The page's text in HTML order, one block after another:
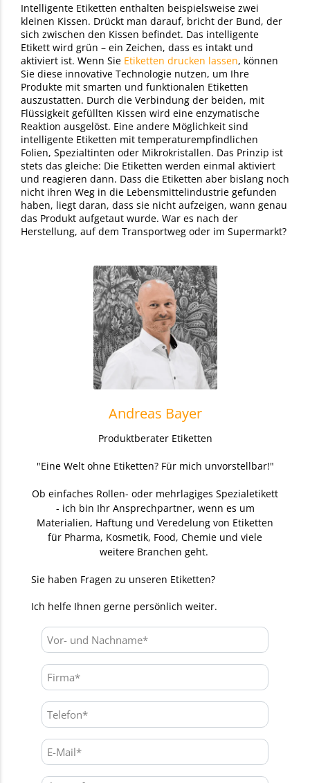
Intelligente Etiketten enthalten beispielsweise zwei
kleinen Kissen. Drückt man darauf, bricht der Bund, der
sich zwischen den Kissen befindet. Das intelligente
Etikett wird grün – ein Zeichen, dass es intakt und
aktiviert ist. Wenn Sie Etiketten drucken lassen, können
Sie diese innovative Technologie nutzen, um Ihre
Produkte mit smarten und funktionalen Etiketten
auszustatten. Durch die Verbindung der beiden, mit
Flüssigkeit gefüllten Kissen wird eine enzymatische
Reaktion ausgelöst. Eine andere Möglichkeit sind
intelligente Etiketten mit temperaturempfindlichen
Folien, Spezialtinten oder Mikrokristallen. Das Prinzip ist
stets das gleiche: Die Etiketten werden einmal aktiviert
und reagieren dann. Dass die Etiketten aber bislang noch
nicht ihren Weg in die Lebensmittelindustrie gefunden
haben, liegt daran, dass sie nicht aufzeigen, wann genau
das Produkt aufgetaut wurde. War es nach der
Herstellung, auf dem Transportweg oder im Supermarkt?
Andreas Bayer
Produktberater Etiketten
"Eine Welt ohne Etiketten? Für mich unvorstellbar!"
Ob einfaches Rollen- oder mehrlagiges Spezialetikett
- ich bin Ihr Ansprechpartner, wenn es um
Materialien, Haftung und Veredelung von Etiketten
für Pharma, Kosmetik, Food, Chemie und viele
weitere Branchen geht.
Sie haben Fragen zu unseren Etiketten?
Ich helfe Ihnen gerne persönlich weiter.